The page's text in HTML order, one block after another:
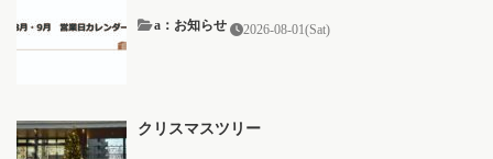
a：お知らせ 2026-08-01(Sat)
クリスマスツリー